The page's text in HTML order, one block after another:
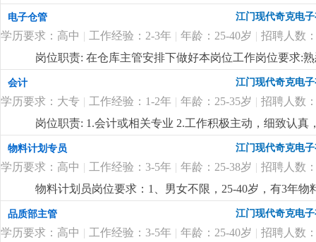
懂驱动贴片机和插件机操作3.包吃包住，试用期后买社
电子仓管 江门现代奇克电
学历要求：高中 | 工作经验：2-3年 | 年龄：25-40岁 | 招聘人数
岗位职责: 在仓库主管安排下做好本岗位工作岗位要求:
是一家专业生产led照明企业，产品主要是筒灯 天花灯
会计 江门现代奇克电
学历要求：大专 | 工作经验：1-2年 | 年龄：25-35岁 | 招聘人数
岗位职责: 1.会计或相关专业 2.工作积极主动，细致认真
物料计划专员 江门现代奇克电
学历要求：高中 | 工作经验：3-5年 | 年龄：25-38岁 | 招聘人数
物料计划员岗位要求：1、男女不限，25-40岁，有3年
灯饰行业从事过pmc优先。2、负责订单的物料需求整
条理性、有计划性、原则性强，工作细心；4、熟悉办
和计划能力。岗位福利：1、薪酬5000-6500元/月，视
品质部主管 江门现代奇克电
学历要求：高中 | 工作经验：3-5年 | 年龄：25-40岁 | 招聘人数